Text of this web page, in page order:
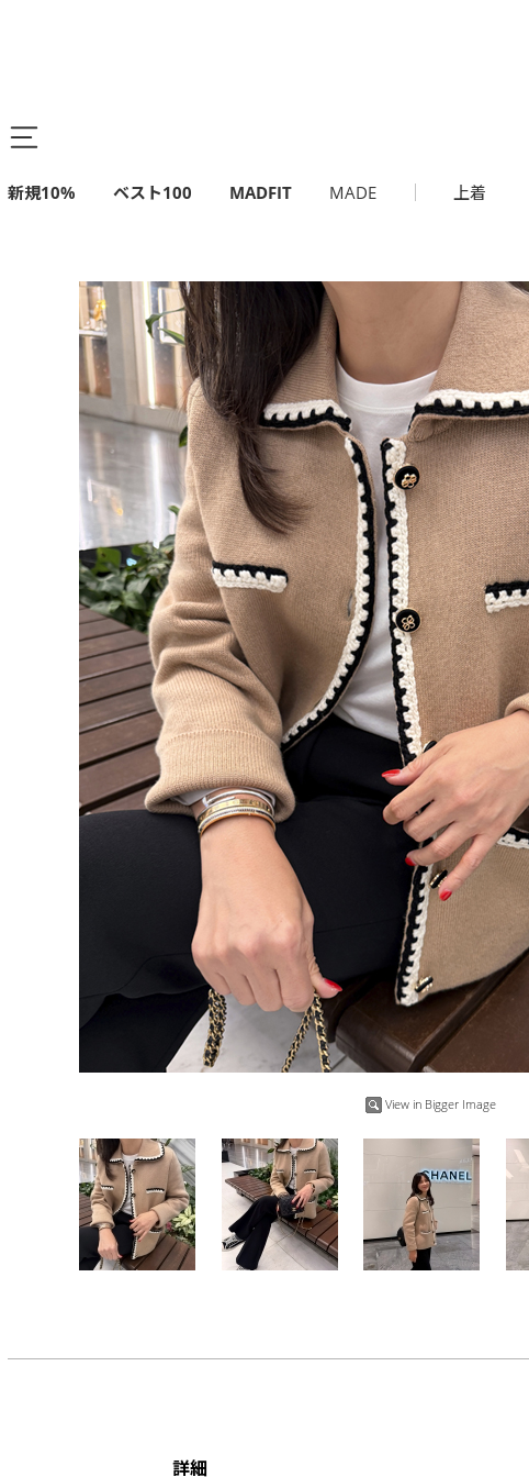
新規10% ベスト100 MADFIT MADE 上着
View in Bigger Image
詳細